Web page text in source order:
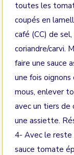
toutes les
coupés en
café (CC) de
coriandre/carvi.
faire une sauce
une fois
mous, enlever
avec un tiers
une assiette.
4- Avec le reste
sauce tomate